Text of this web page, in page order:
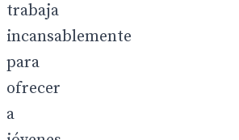
trabaja
incansablemente
para
ofrecer
a